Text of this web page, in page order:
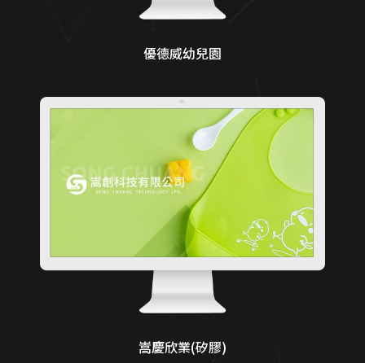
優德威幼兒園
嵩慶欣業(矽膠)